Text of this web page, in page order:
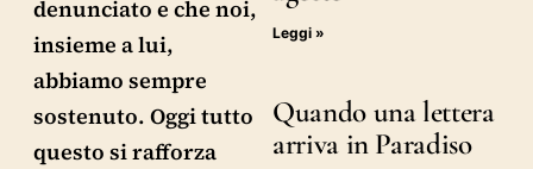
denunciato e che noi,
insieme a lui,
abbiamo sempre
sostenuto. Oggi tutto
questo si rafforza
Leggi »
Quando una lettera
arriva in Paradiso